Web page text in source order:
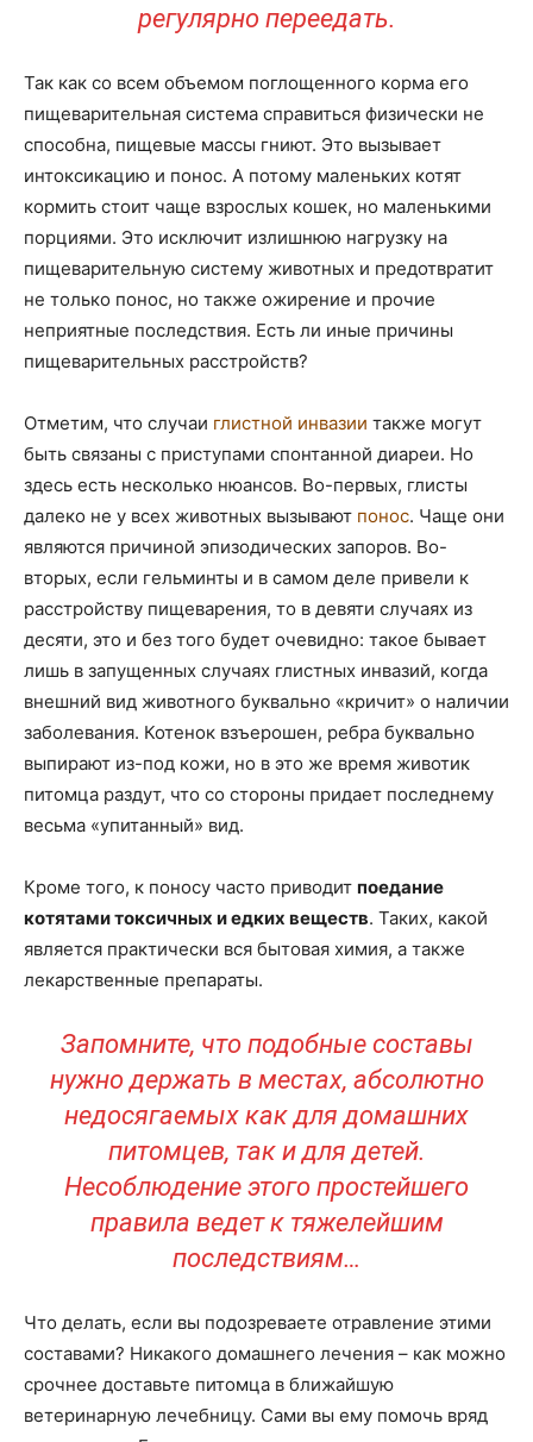
регулярно переедать.
Так как со всем объемом поглощенного корма его
пищеварительная система справиться физически не
способна, пищевые массы гниют. Это вызывает
интоксикацию и понос. А потому маленьких котят
кормить стоит чаще взрослых кошек, но маленькими
порциями. Это исключит излишнюю нагрузку на
пищеварительную систему животных и предотвратит
не только понос, но также ожирение и прочие
неприятные последствия. Есть ли иные причины
пищеварительных расстройств?
Отметим, что случаи глистной инвазии также могут
быть связаны с приступами спонтанной диареи. Но
здесь есть несколько нюансов. Во-первых, глисты
далеко не у всех животных вызывают понос. Чаще они
являются причиной эпизодических запоров. Во-
вторых, если гельминты и в самом деле привели к
расстройству пищеварения, то в девяти случаях из
десяти, это и без того будет очевидно: такое бывает
лишь в запущенных случаях глистных инвазий, когда
внешний вид животного буквально «кричит» о наличии
заболевания. Котенок взъерошен, ребра буквально
выпирают из-под кожи, но в это же время животик
питомца раздут, что со стороны придает последнему
весьма «упитанный» вид.
Кроме того, к поносу часто приводит поедание
котятами токсичных и едких веществ. Таких, какой
является практически вся бытовая химия, а также
лекарственные препараты.
Запомните, что подобные составы
нужно держать в местах, абсолютно
недосягаемых как для домашних
питомцев, так и для детей.
Несоблюдение этого простейшего
правила ведет к тяжелейшим
последствиям…
Что делать, если вы подозреваете отравление этими
составами? Никакого домашнего лечения – как можно
срочнее доставьте питомца в ближайшую
ветеринарную лечебницу. Сами вы ему помочь вряд